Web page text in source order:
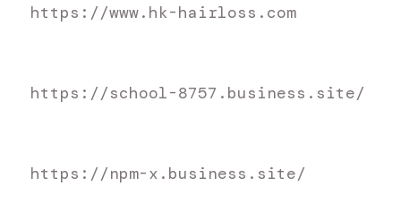
https://www.hk-hairloss.com
https://school-8757.business.site/
https://npm-x.business.site/